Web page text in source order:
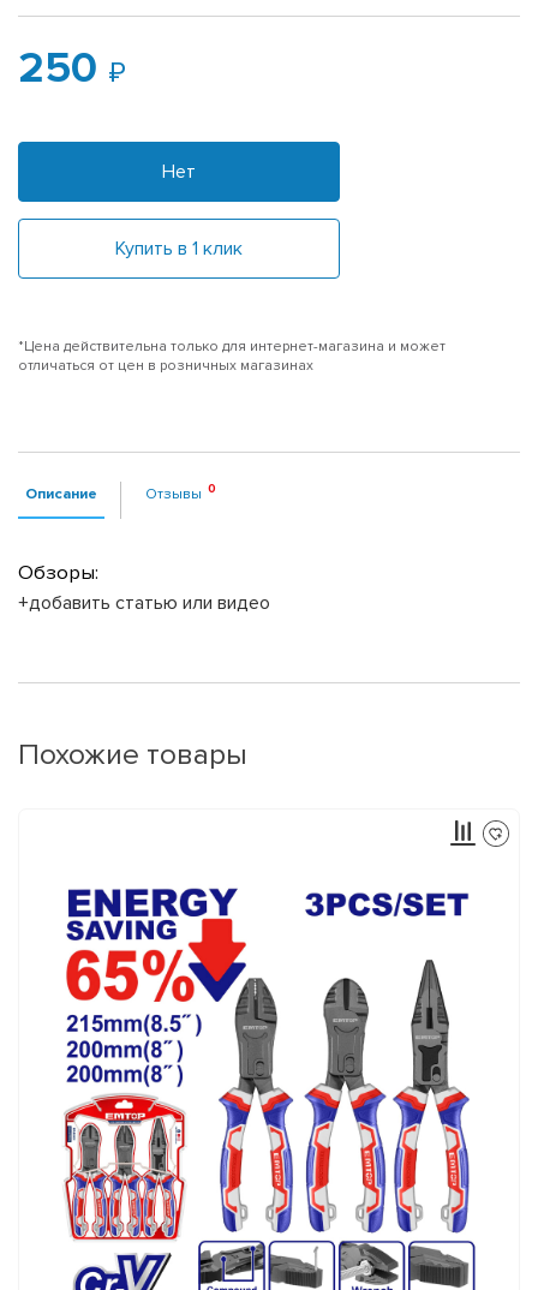
250
Нет
Купить в 1 клик
*Цена действительна только для интернет-магазина и может
отличаться от цен в розничных магазинах
Описание Отзывы
Обзоры:
+добавить статью или видео
Похожие товары